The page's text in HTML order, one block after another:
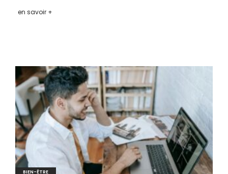
en savoir +
BIEN-ÊTRE